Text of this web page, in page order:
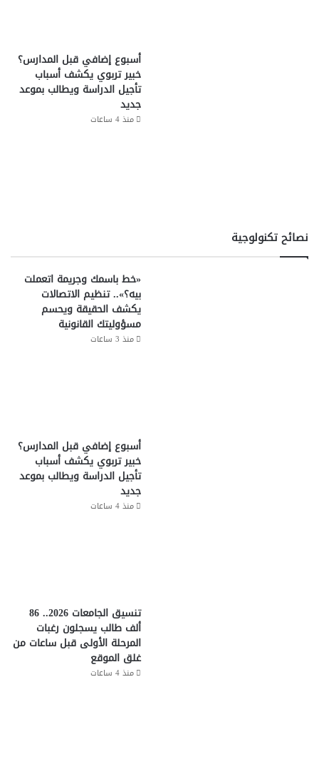
أسبوع إضافي قبل المدارس؟
خبير تربوي يكشف أسباب
تأجيل الدراسة ويطالب بموعد
جديد
منذ 4 ساعات
نصائح تكنولوجية
«خط باسمك وجريمة اتعملت
بيه؟».. تنظيم الاتصالات
يكشف الحقيقة ويحسم
مسؤوليتك القانونية
منذ 3 ساعات
أسبوع إضافي قبل المدارس؟
خبير تربوي يكشف أسباب
تأجيل الدراسة ويطالب بموعد
جديد
منذ 4 ساعات
تنسيق الجامعات 2026.. 86
ألف طالب يسجلون رغبات
المرحلة الأولى قبل ساعات من
غلق الموقع
منذ 4 ساعات